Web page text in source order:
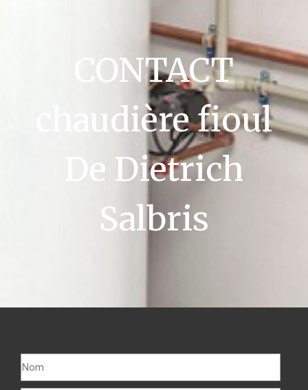
CONTACT
chaudière fioul
De Dietrich
Salbris